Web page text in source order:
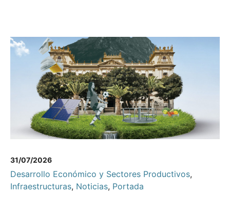
31/07/2026
Desarrollo Económico y Sectores Productivos,
Infraestructuras, Noticias, Portada